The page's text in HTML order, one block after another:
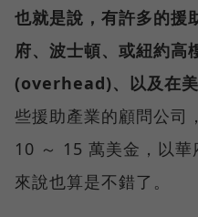
也就是說，有許多的援
府、波士頓、或紐約高
(overhead)、以及在美
些援助產業的顧問公司
10 ～ 15 萬美金，以
來說也算是不錯了。